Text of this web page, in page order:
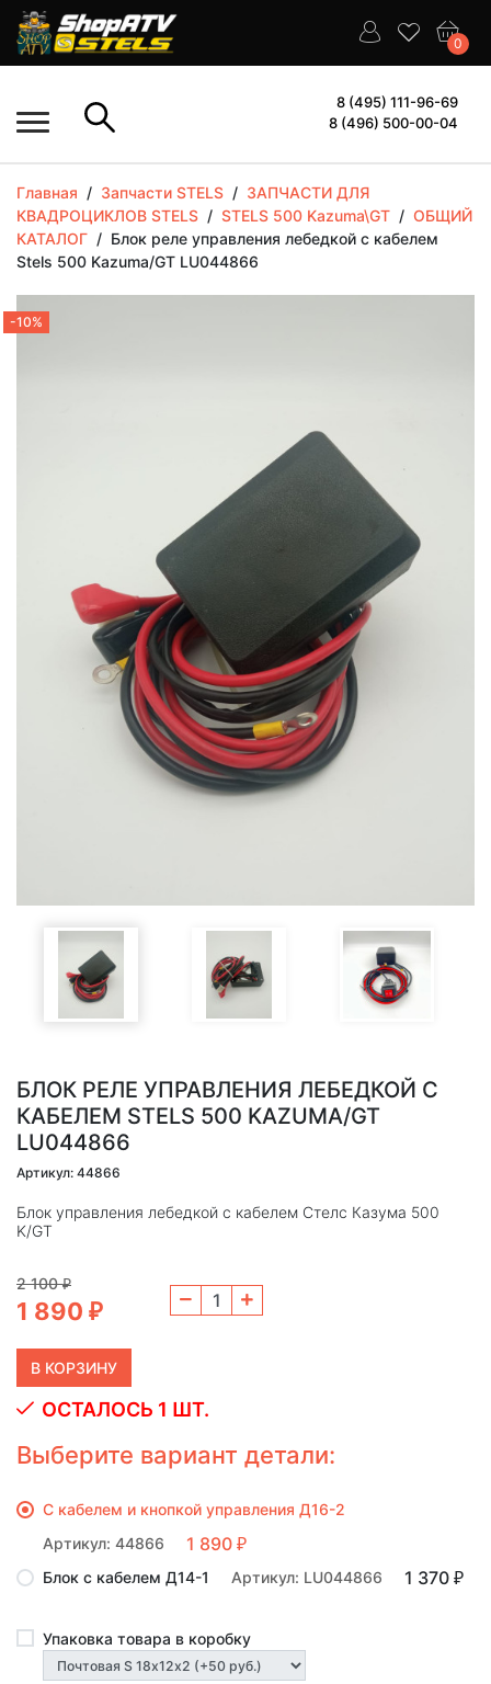
0
8 (495) 111-96-69
8 (496) 500-00-04
Главная / Запчасти STELS / ЗАПЧАСТИ ДЛЯ
КВАДРОЦИКЛОВ STELS / STELS 500 Kazuma\GT / ОБЩИЙ
КАТАЛОГ / Блок реле управления лебедкой с кабелем
Stels 500 Kazuma/GT LU044866
-10%
БЛОК РЕЛЕ УПРАВЛЕНИЯ ЛЕБЕДКОЙ С
КАБЕЛЕМ STELS 500 KAZUMA/GT
LU044866
Артикул: 44866
Блок управления лебедкой с кабелем Стелс Казума 500
K/GT
2 100₽
1 890 ₽
ОСТАЛОСЬ 1 ШТ.
Выберите вариант детали:
С кабелем и кнопкой управления Д16-2
Артикул: 44866
1 890 ₽
Блок с кабелем Д14-1
Артикул: LU044866 1 370 ₽
Упаковка товара в коробку